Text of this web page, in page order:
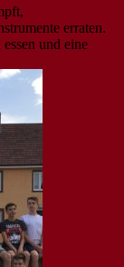
erraten.
und eine